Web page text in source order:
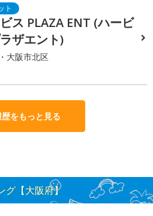
ス PLAZA ENT (ハービ
ザエント)
大阪市北区
をもっと見る
グ【大阪府】